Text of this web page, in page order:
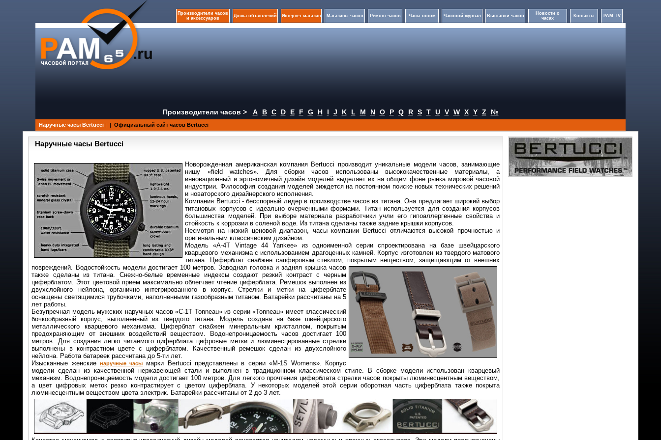
Производители часов
и аксессуаров
Доска объявлений Интернет магазин Магазины часов Ремонт часов Часы оптом Часовой журнал Выставки часов
Новости о
часах
Контакты PAM TV
Производители часов > A B C D E F G H I J K L M N O P Q R S T U V W X Y Z №
Наручные часы Bertucci | | Официальный сайт часов Bertucci
Наручные часы Bertucci
Новорожденная американская компания Bertucci производит уникальные модели часов, занимающие
нишу «field watches». Для сборки часов использованы высококачественные материалы, а
инновационный и эргономичный дизайн моделей выделяет их на общем фоне рынка мировой часовой
индустрии. Философия создания моделей зиждется на постоянном поиске новых технических решений
и новаторского дизайнерского исполнения.
Компания Bertucci - бесспорный лидер в производстве часов из титана. Она предлагает широкий выбор
титановых корпусов с идеально очерченными формами. Титан используется для создания корпусов
большинства моделей. При выборе материала разработчики учли его гипоаллергенные свойства и
стойкость к коррозии в соленой воде. Из титана сделаны также задние крышки корпусов.
Несмотря на низкий ценовой диапазон, часы компании Bertucci отличаются высокой прочностью и
оригинальным классическим дизайном.
Модель «A-4T Vintage 44 Yankee» из одноименной серии спроектирована на базе швейцарского
кварцевого механизма с использованием драгоценных камней. Корпус изготовлен из твердого матового
титана. Циферблат снабжен сапфировым стеклом, покрытым веществом, защищающим от внешних
повреждений. Водостойкость модели достигает 100 метров. Заводная головка и задняя крышка часов
также сделаны из титана. Снежно-белые временные индексы создают резкий контраст с черным
циферблатом. Этот цветовой прием максимально облегчает чтение циферблата. Ремешок выполнен из
двухслойного нейлона, органично интегрированного в корпус. Стрелки и метки на циферблате
оснащены светящимися трубочками, наполненными газообразным титаном. Батарейки рассчитаны на 5
лет работы.
Безупречная модель мужских наручных часов «C-1T Tonneau» из серии «Tonneau» имеет классический
бочкообразный корпус, выполненный из твердого титана. Модель создана на базе швейцарского
металлического кварцевого механизма. Циферблат снабжен минеральным кристаллом, покрытым
предохраняющим от внешних воздействий веществом. Водонепроницаемость часов достигает 100
метров. Для создания легко читаемого циферблата цифровые метки и люминесцированные стрелки
выполнены в контрастном цвете с циферблатом. Качественный ремешок сделан из двухслойного
нейлона. Работа батареек рассчитана до 5-ти лет.
Изысканные женские наручные часы марки Bertucci представлены в серии «M-1S Womens». Корпус
модели сделан из качественной нержавеющей стали и выполнен в традиционном классическом стиле. В сборке модели использован кварцевый
механизм. Водонепроницаемость модели достигает 100 метров. Для легкого прочтения циферблата стрелки часов покрыты люминесцентным веществом,
а цвет цифровых меток резко контрастирует с цветом циферблата. У некоторых моделей этой серии оборотная часть циферблата также покрыта
люминесцентным веществом цвета электрик. Батарейки рассчитаны от 2 до 3 лет.